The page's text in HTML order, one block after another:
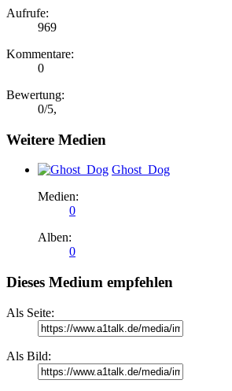
Aufrufe:
969
Kommentare:
0
Bewertung:
0/5,
Weitere Medien
Ghost_Dog
Medien:
0
Alben:
0
Dieses Medium empfehlen
Als Seite:
Als Bild: